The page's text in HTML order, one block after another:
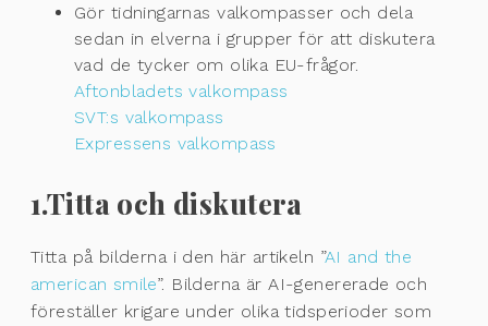
Gör tidningarnas valkompasser och dela
sedan in elverna i grupper för att diskutera
vad de tycker om olika EU-frågor.
Aftonbladets valkompass
SVT:s valkompass
Expressens valkompass
1.Titta och diskutera
Titta på bilderna i den här artikeln ”AI and the
american smile”. Bilderna är AI-genererade och
föreställer krigare under olika tidsperioder som